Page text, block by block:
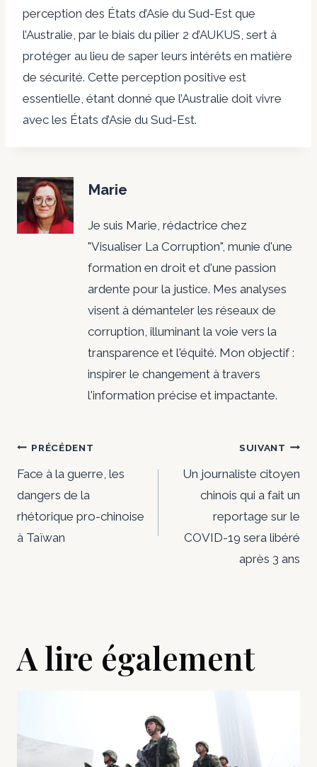
perception des États d’Asie du Sud-Est que
l’Australie, par le biais du pilier 2 d’AUKUS, sert à
protéger au lieu de saper leurs intérêts en matière
de sécurité. Cette perception positive est
essentielle, étant donné que l’Australie doit vivre
avec les États d’Asie du Sud-Est.
Marie
Je suis Marie, rédactrice chez
"Visualiser La Corruption", munie d'une
formation en droit et d'une passion
ardente pour la justice. Mes analyses
visent à démanteler les réseaux de
corruption, illuminant la voie vers la
transparence et l'équité. Mon objectif :
inspirer le changement à travers
l'information précise et impactante.
Navigation
de
l’article
PRÉCÉDENT
Face à la guerre, les
dangers de la
rhétorique pro-chinoise
à Taïwan
SUIVANT
Un journaliste citoyen
chinois qui a fait un
reportage sur le
COVID-19 sera libéré
après 3 ans
A lire également